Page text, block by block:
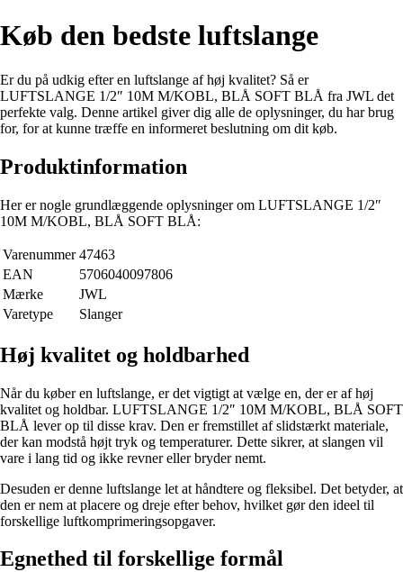
Køb den bedste luftslange
Er du på udkig efter en luftslange af høj kvalitet? Så er
LUFTSLANGE 1/2″ 10M M/KOBL, BLÅ SOFT BLÅ fra JWL det
perfekte valg. Denne artikel giver dig alle de oplysninger, du har brug
for, for at kunne træffe en informeret beslutning om dit køb.
Produktinformation
Her er nogle grundlæggende oplysninger om LUFTSLANGE 1/2″
10M M/KOBL, BLÅ SOFT BLÅ:
Varenummer 47463
EAN
5706040097806
Mærke
JWL
Varetype
Slanger
Høj kvalitet og holdbarhed
Når du køber en luftslange, er det vigtigt at vælge en, der er af høj
kvalitet og holdbar. LUFTSLANGE 1/2″ 10M M/KOBL, BLÅ SOFT
BLÅ lever op til disse krav. Den er fremstillet af slidstærkt materiale,
der kan modstå højt tryk og temperaturer. Dette sikrer, at slangen vil
vare i lang tid og ikke revner eller bryder nemt.
Desuden er denne luftslange let at håndtere og fleksibel. Det betyder, at
den er nem at placere og dreje efter behov, hvilket gør den ideel til
forskellige luftkomprimeringsopgaver.
Egnethed til forskellige formål